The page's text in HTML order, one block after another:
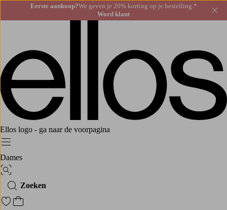
Eerste aankoop?We geven je 20% korting op je bestelling.*
Word klant
Ellos logo - ga naar de voorpagina
Menu
Dames
Afbeelding zoeken
Zoeken
Ga naar favoriete gemarkeerde producten
Ga naar het winkelmandje